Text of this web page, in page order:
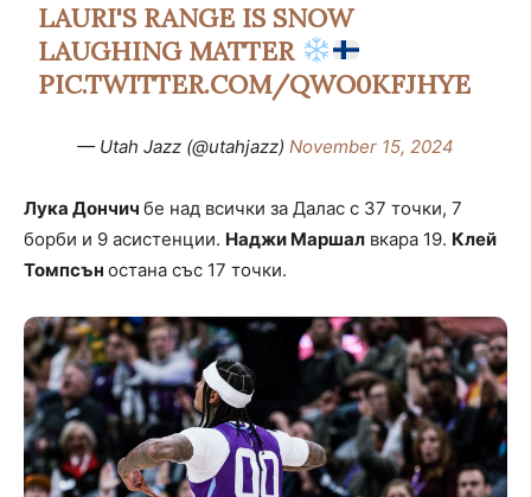
LAURI'S RANGE IS SNOW
LAUGHING MATTER
PIC.TWITTER.COM/QWO0KFJHYE
— Utah Jazz (@utahjazz) November 15, 2024
Лука Дончич бе над всички за Далас с 37 точки, 7
борби и 9 асистенции. Наджи Маршал вкара 19. Клей
Томпсън остана със 17 точки.